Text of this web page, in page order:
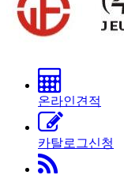
온라인견적
카탈로그신청